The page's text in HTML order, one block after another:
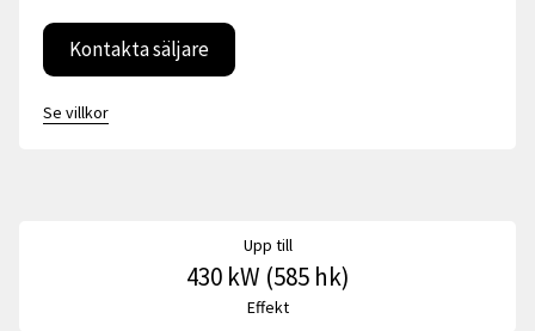
Kontakta säljare
Se villkor
Upp till
430 kW (585 hk)
Effekt